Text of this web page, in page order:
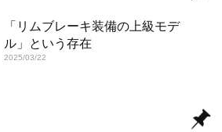
「リムブレーキ装備の上級モデ
ル」という存在
2025/03/22